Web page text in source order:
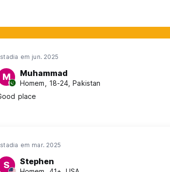
em jun. 2025
M Muhammad
Homem, 18-24, Pakistan
place
em mar. 2025
S Stephen